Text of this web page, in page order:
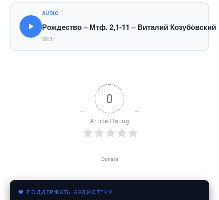
AUDIO
Рождество – Мтф. 2,1-11 – Виталий Козубовский
30:31
0
Article Rating
Donate
♥ ПОДДЕРЖАТЬ АУДИОТЕКУ